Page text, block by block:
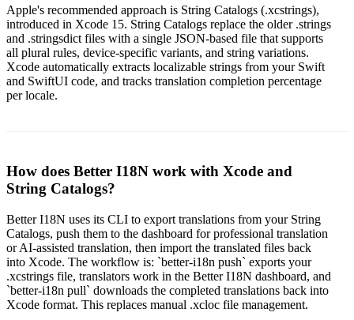
Apple's recommended approach is String Catalogs (.xcstrings),
introduced in Xcode 15. String Catalogs replace the older .strings
and .stringsdict files with a single JSON-based file that supports
all plural rules, device-specific variants, and string variations.
Xcode automatically extracts localizable strings from your Swift
and SwiftUI code, and tracks translation completion percentage
per locale.
How does Better I18N work with Xcode and
String Catalogs?
Better I18N uses its CLI to export translations from your String
Catalogs, push them to the dashboard for professional translation
or AI-assisted translation, then import the translated files back
into Xcode. The workflow is: `better-i18n push` exports your
.xcstrings file, translators work in the Better I18N dashboard, and
`better-i18n pull` downloads the completed translations back into
Xcode format. This replaces manual .xcloc file management.